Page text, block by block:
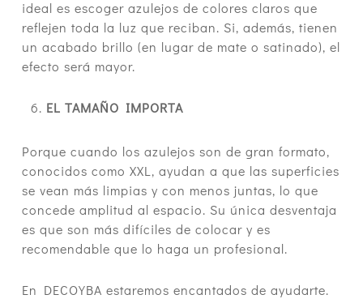
ideal es escoger azulejos de colores claros que
reflejen toda la luz que reciban. Si, además, tienen
un acabado brillo (en lugar de mate o satinado), el
efecto será mayor.
EL TAMAÑO IMPORTA
Porque cuando los azulejos son de gran formato,
conocidos como XXL, ayudan a que las superficies
se vean más limpias y con menos juntas, lo que
concede amplitud al espacio. Su única desventaja
es que son más difíciles de colocar y es
recomendable que lo haga un profesional.
En DECOYBA estaremos encantados de ayudarte.